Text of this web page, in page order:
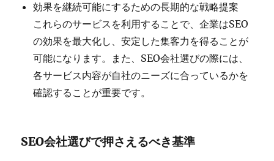
効果を継続可能にするための長期的な戦略提案
これらのサービスを利用することで、企業はSEO
の効果を最大化し、安定した集客力を得ることが
可能になります。また、SEO会社選びの際には、
各サービス内容が自社のニーズに合っているかを
確認することが重要です。
SEO会社選びで押さえるべき基準